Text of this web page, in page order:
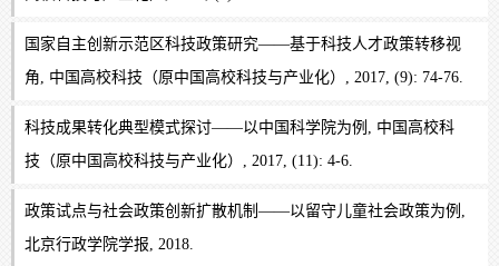
国家自主创新示范区科技政策研究——基于科技人才政策转移视
角, 中国高校科技（原中国高校科技与产业化）, 2017, (9): 74-76.
科技成果转化典型模式探讨——以中国科学院为例, 中国高校科
技（原中国高校科技与产业化）, 2017, (11): 4-6.
政策试点与社会政策创新扩散机制——以留守儿童社会政策为例,
北京行政学院学报, 2018.